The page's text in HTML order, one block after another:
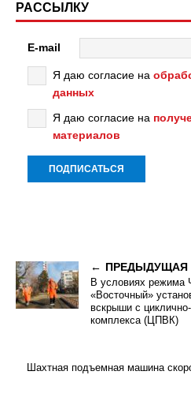
РАССЫЛКУ
E-mail
Я даю согласие на
данных
Я даю согласие на
материалов
ПРЕДЫДУЩАЯ
В условиях режима
«Восточный»
вскрыши с
комплекса (ЦПВК)
Шахтная подъемная машина